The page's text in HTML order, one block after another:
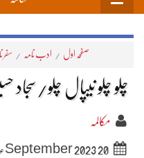
صفحہ اول / ادب نامہ / سفر
چلو چلو نیپال چلو/سجاد
مکالمہ
20 September 2023ء